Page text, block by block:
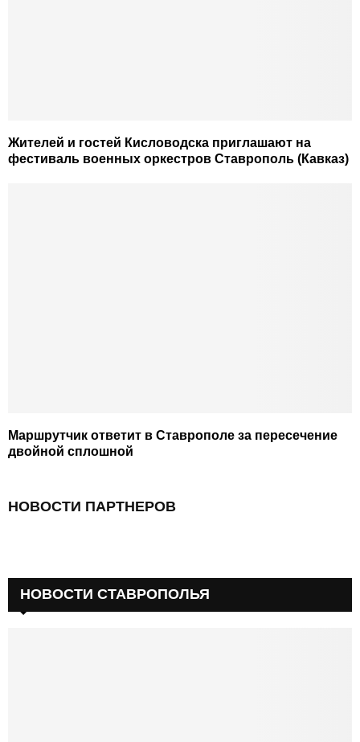
Жителей и гостей Кисловодска приглашают на
фестиваль военных оркестров Ставрополь (Кавказ)
Маршрутчик ответит в Ставрополе за пересечение
двойной сплошной
НОВОСТИ ПАРТНЕРОВ
НОВОСТИ СТАВРОПОЛЬЯ